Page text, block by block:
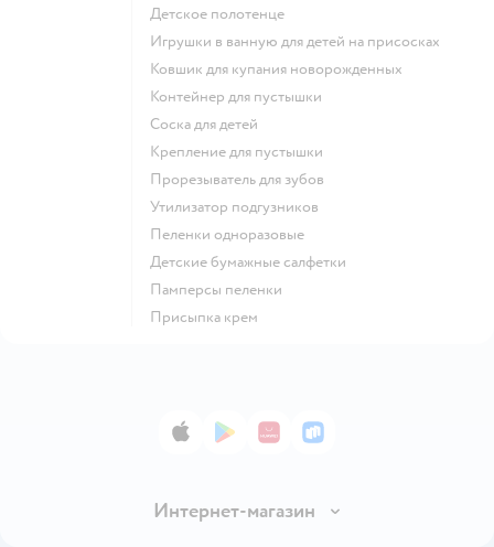
детское полотенце
игрушки в ванную для детей на присосках
ковшик для купания новорожденных
контейнер для пустышки
соска для детей
крепление для пустышки
прорезыватель для зубов
утилизатор подгузников
пеленки одноразовые
детские бумажные салфетки
памперсы пеленки
присыпка крем
App StoreGoogle Play
AppGallery
RuStore
Интернет-магазин